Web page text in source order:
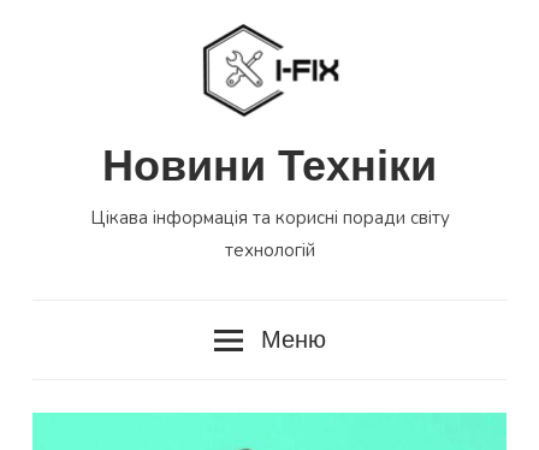
Новини Техніки
Цікава інформація та корисні поради світу
технологій
Меню